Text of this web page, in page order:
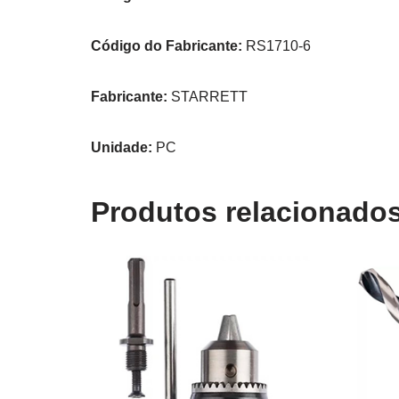
Código do Fabricante: RS1710-6
Fabricante: STARRETT
Unidade: PC
Produtos